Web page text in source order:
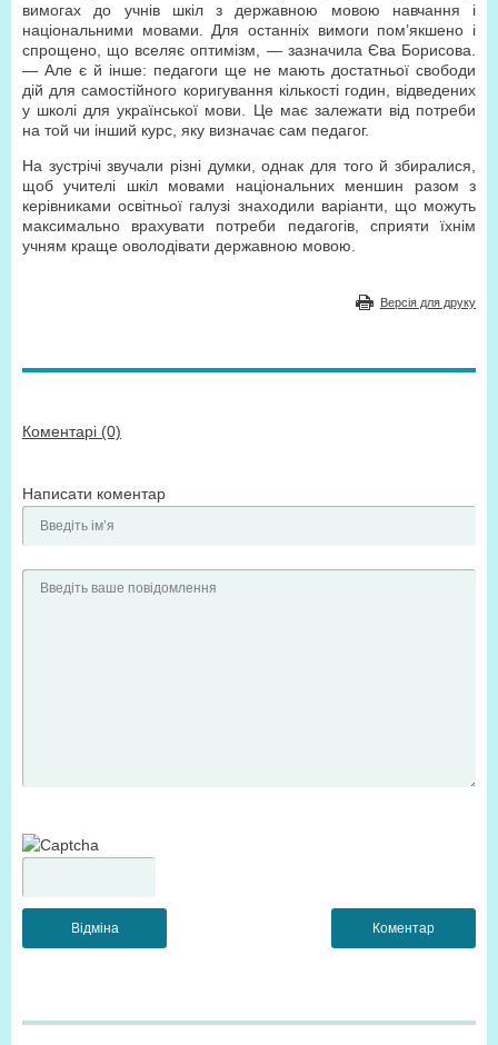
вимогах до учнів шкіл з державною мовою навчання і
національними мовами. Для останніх вимоги пом’якшено і
спрощено, що вселяє оптимізм, — зазначила Єва Борисова.
— Але є й інше: педагоги ще не мають достатньої свободи
дій для самостійного коригування кількості годин, відведених
у школі для української мови. Це має залежати від потреби
на той чи інший курс, яку визначає сам педагог.
На зустрічі звучали різні думки, однак для того й збиралися,
щоб учителі шкіл мовами національних меншин разом з
керівниками освітньої галузі знаходили варіанти, що можуть
максимально врахувати потреби педагогів, сприяти їхнім
учням краще оволодівати державною мовою.
Версія для друку
Коментарі (0)
Написати коментар